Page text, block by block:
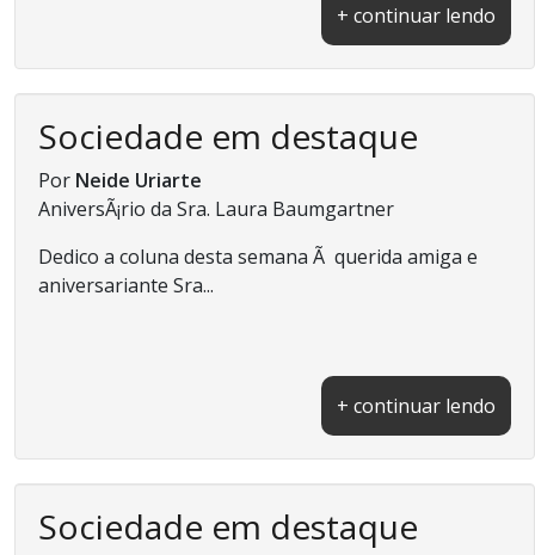
+ continuar lendo
Sociedade em destaque
Por Neide Uriarte
AniversÃ¡rio da Sra. Laura Baumgartner
Dedico a coluna desta semana Ã querida amiga e
aniversariante Sra...
+ continuar lendo
Sociedade em destaque